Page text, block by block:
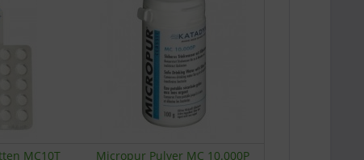
MC10T
Micropur Pulver MC 10.000P